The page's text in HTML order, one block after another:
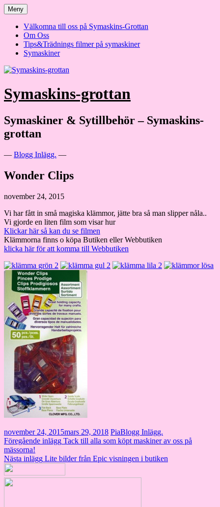
Hoppa
till
innehåll
Meny
Välkomna till oss på Symaskins-Grottan
Om Oss
Tips&Trädnings filmer på symaskiner
Symaskiner
Symaskins-grottan
Symaskiner & Sytillbehör – Symaskins-
grottan
— Blogg Inlägg. —
Wonder Clips
november 24, 2015
Vi har fått in små magiska klämmor, jätte bra så man slipper nåla..
Vi gjorde en liten film som visar hur
Klickar här så kan du se filmen
Klämmorna finns o köpa Butiken eller Webbutiken
klicka här för att komma till Webbutiken
november 24, 2015mars 29, 2018 PiaBlogg Inlägg.
Inläggsnavigering
Föregående inlägg Tack till alla som köpt maskiner av oss på
mässorna!
Nästa inlägg Lite bilder från Epic visningen i butiken